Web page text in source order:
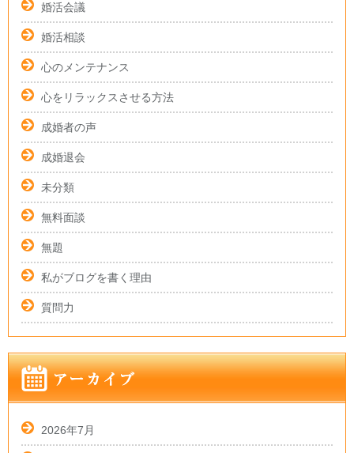
婚活会議
婚活相談
心のメンテナンス
心をリラックスさせる方法
成婚者の声
成婚退会
未分類
無料面談
無題
私がブログを書く理由
質問力
2026年7月